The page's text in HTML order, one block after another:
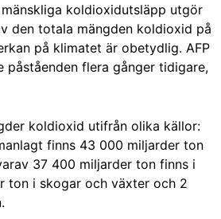
koldioxidutsläpp utgör
den totala mängden koldioxid på
på klimatet är obetydlig. AFP
påståenden flera gånger tidigare,
koldioxid utifrån olika källor:
finns 43 000 miljarder ton
37 400 miljarder ton finns i
ton i skogar och växter och 2